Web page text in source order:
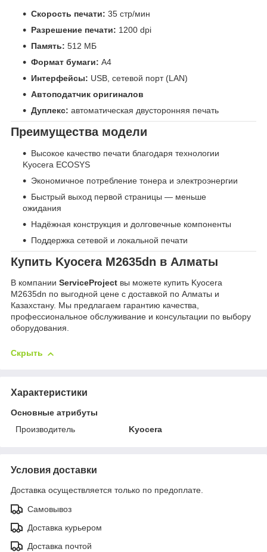
Скорость печати: 35 стр/мин
Разрешение печати: 1200 dpi
Память: 512 МБ
Формат бумаги: A4
Интерфейсы: USB, сетевой порт (LAN)
Автоподатчик оригиналов
Дуплекс: автоматическая двусторонняя печать
Преимущества модели
Высокое качество печати благодаря технологии
Kyocera ECOSYS
Экономичное потребление тонера и электроэнергии
Быстрый выход первой страницы — меньше
ожидания
Надёжная конструкция и долговечные компоненты
Поддержка сетевой и локальной печати
Купить Kyocera M2635dn в Алматы
В компании ServiceProject вы можете купить Kyocera
M2635dn по выгодной цене с доставкой по Алматы и
Казахстану. Мы предлагаем гарантию качества,
профессиональное обслуживание и консультации по выбору
оборудования.
Скрыть
Характеристики
Основные атрибуты
Производитель
Kyocera
Условия доставки
Доставка осуществляется только по предоплате.
Самовывоз
Доставка курьером
Доставка почтой